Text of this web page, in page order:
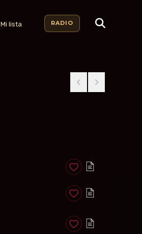
Mi lista RADIO
Anadir a favoritos
Anadir a favoritos
Anadir a favoritos